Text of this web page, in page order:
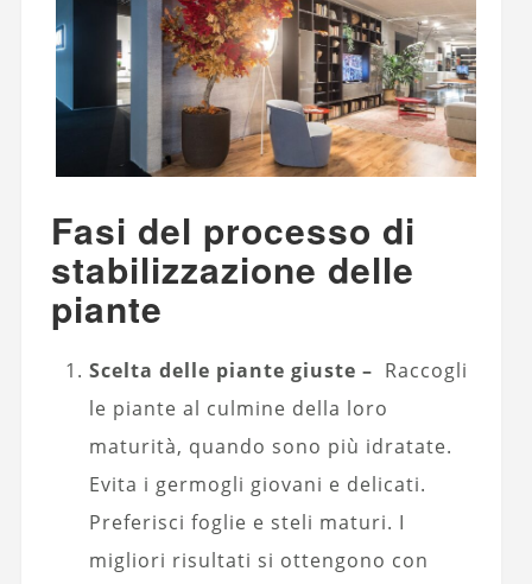
Fasi del processo di
stabilizzazione delle
piante
Scelta delle piante giuste – Raccogli
le piante al culmine della loro
maturità, quando sono più idratate.
Evita i germogli giovani e delicati.
Preferisci foglie e steli maturi. I
migliori risultati si ottengono con